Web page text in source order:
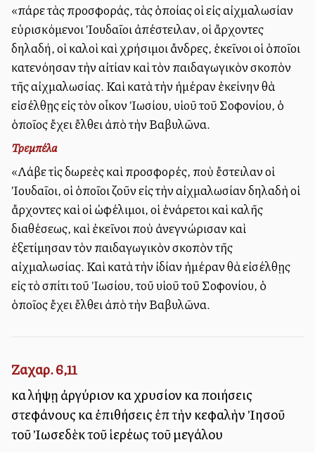
«πάρε τὰς προσφοράς, τὰς ὁποίας οἱ εἰς αἰχμαλωσίαν
εὑρισκόμενοι Ἰουδαῖοι ἀπέστειλαν, οἱ ἄρχοντες
δηλαδή, οἱ καλοὶ καὶ χρήσιμοι ἄνδρες, ἐκεῖνοι οἱ ὁποῖοι
κατενόησαν τὴν αἰτίαν καὶ τὸν παιδαγωγικὸν σκοπὸν
τῆς αἰχμαλωσίας. Καὶ κατὰ τὴν ἡμέραν ἐκείνην θὰ
εἰσέλθῃς εἰς τὸν οἶκον Ἰωσίου, υἱοῦ τοῦ Σοφονίου, ὁ
ὁποῖος ἔχει ἔλθει ἀπὸ τὴν Βαβυλῶνα.
Τρεμπέλα
«Λάβε τὶς δωρεὲς καὶ προσφορές, ποὺ ἔστειλαν οἱ
Ἰουδαῖοι, οἱ ὁποῖοι ζοῦν εἰς τὴν αἰχμαλωσίαν δηλαδὴ οἱ
ἄρχοντες καὶ οἱ ὠφέλιμοι, οἱ ἐνάρετοι καὶ καλῆς
διαθέσεως, καὶ ἐκεῖνοι ποὺ ἀνεγνώρισαν καὶ
ἐξετίμησαν τὸν παιδαγωγικὸν σκοπὸν τῆς
αἰχμαλωσίας. Καὶ κατὰ τὴν ἰδίαν ἡμέραν θὰ εἰσέλθῃς
εἰς τὸ σπίτι τοῦ Ἰωσίου, τοῦ υἱοῦ τοῦ Σοφονίου, ὁ
ὁποῖος ἔχει ἔλθει ἀπὸ τὴν Βαβυλῶνα.
Ζαχαρ. 6,11
καὶ λήψῃ ἀργύριον καὶ χρυσίον καὶ ποιήσεις
στεφάνους καὶ ἐπιθήσεις ἐπὶ τὴν κεφαλὴν Ἰησοῦ
τοῦ Ἰωσεδὲκ τοῦ ἱερέως τοῦ μεγάλου